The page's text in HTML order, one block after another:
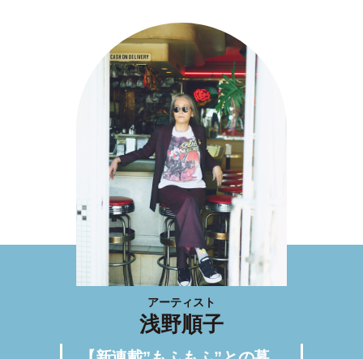
アーティスト
浅野順子